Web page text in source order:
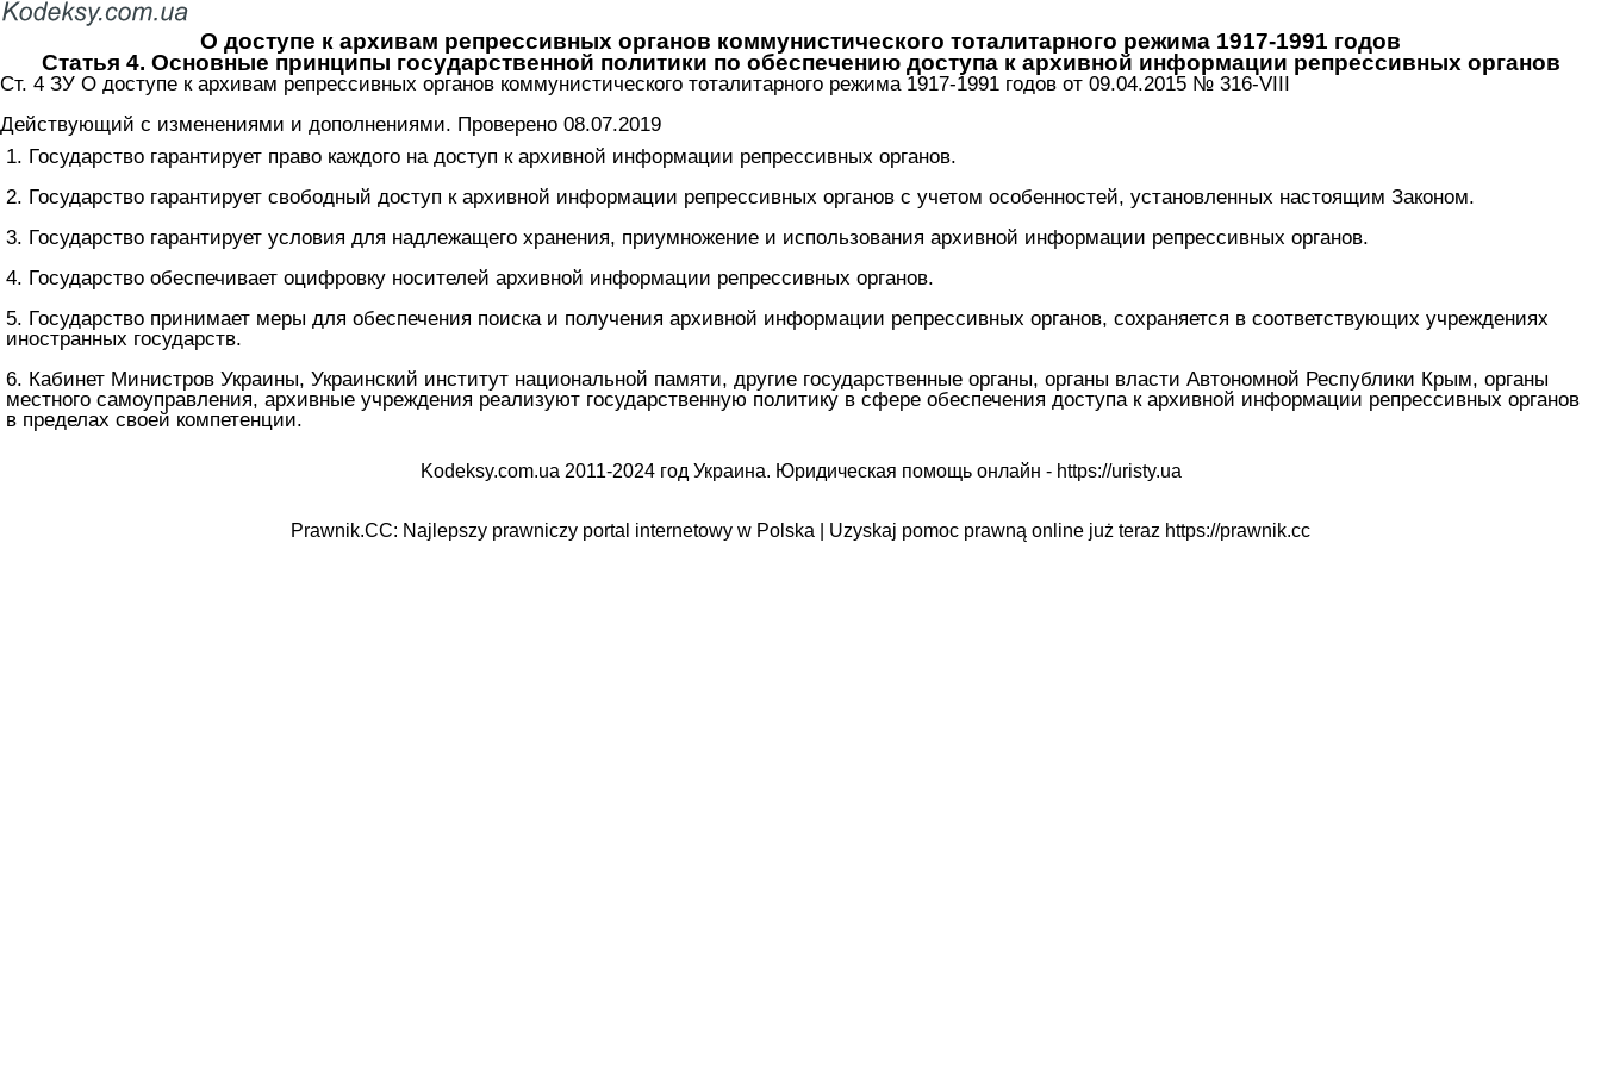
О доступе к архивам репрессивных органов коммунистического тоталитарного режима 1917-1991 годов
Статья 4. Основные принципы государственной политики по обеспечению доступа к архивной информации репрессивных органов
Ст. 4 ЗУ О доступе к архивам репрессивных органов коммунистического тоталитарного режима 1917-1991 годов от 09.04.2015 № 316-VIII
Действующий с изменениями и дополнениями. Проверено 08.07.2019
1. Государство гарантирует право каждого на доступ к архивной информации репрессивных органов.
2. Государство гарантирует свободный доступ к архивной информации репрессивных органов с учетом особенностей, установленных настоящим Законом.
3. Государство гарантирует условия для надлежащего хранения, приумножение и использования архивной информации репрессивных органов.
4. Государство обеспечивает оцифровку носителей архивной информации репрессивных органов.
5. Государство принимает меры для обеспечения поиска и получения архивной информации репрессивных органов, сохраняется в соответствующих учреждениях
иностранных государств.
6. Кабинет Министров Украины, Украинский институт национальной памяти, другие государственные органы, органы власти Автономной Республики Крым, органы
местного самоуправления, архивные учреждения реализуют государственную политику в сфере обеспечения доступа к архивной информации репрессивных органов
в пределах своей компетенции.
Kodeksy.com.ua 2011-2024 год Украина. Юридическая помощь онлайн - https://uristy.ua
Prawnik.CC: Najlepszy prawniczy portal internetowy w Polska | Uzyskaj pomoc prawną online już teraz https://prawnik.cc